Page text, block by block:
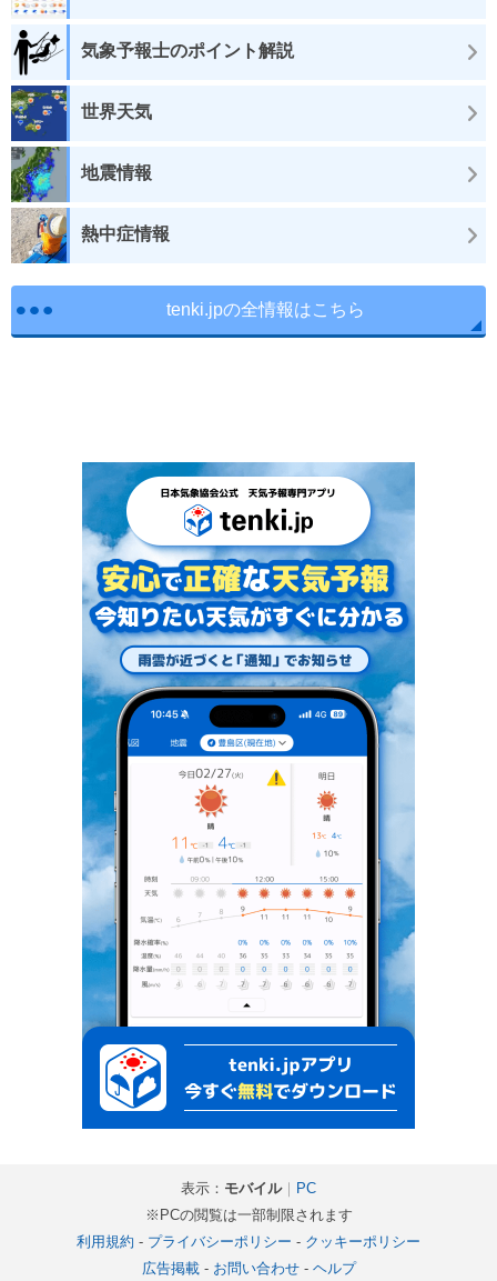
気象予報士のポイント解説
世界天気
地震情報
熱中症情報
tenki.jpの全情報はこちら
表示： モバイル｜ PC
※PCの閲覧は一部制限されます
利用規約 - プライバシーポリシー - クッキーポリシー
広告掲載- お問い合わせ- ヘルプ